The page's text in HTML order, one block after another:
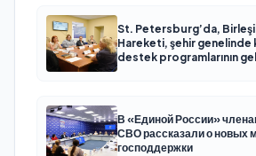
St. Petersburg’da,
Hareketi, şehir genelinde
destek programlarının
В «Единой России»
СВО рассказали о новых
господдержки